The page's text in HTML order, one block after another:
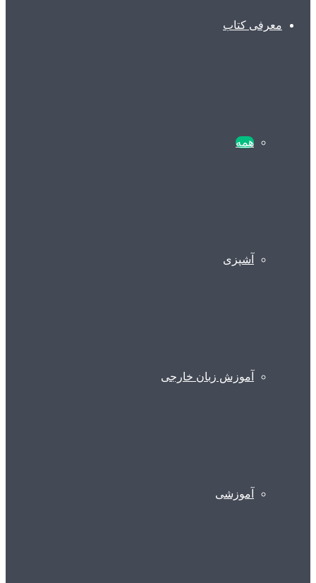
معرفی کتاب
همه
آشپزی
آموزش زبان خارجی
آموزشی